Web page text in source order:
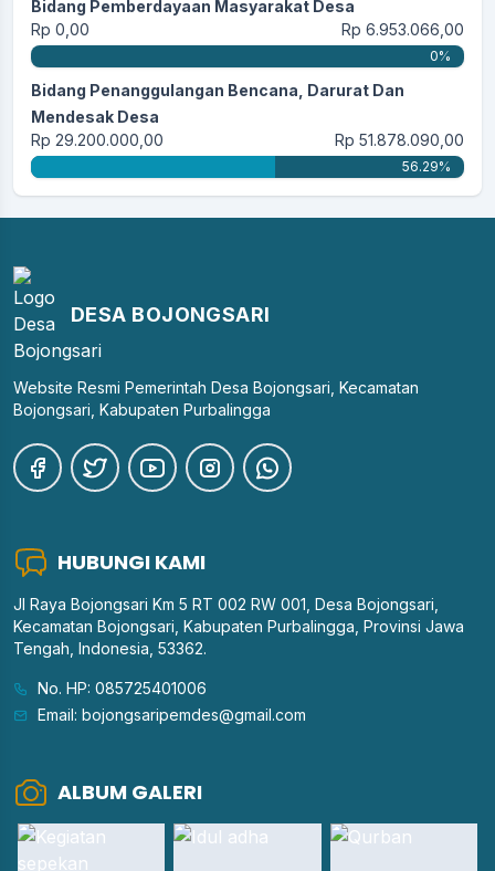
Bidang Pemberdayaan Masyarakat Desa
Rp 0,00
Rp 6.953.066,00
0%
Bidang Penanggulangan Bencana, Darurat Dan
Mendesak Desa
Rp 29.200.000,00
Rp 51.878.090,00
56.29%
DESA BOJONGSARI
Website Resmi Pemerintah Desa Bojongsari, Kecamatan
Bojongsari, Kabupaten Purbalingga
HUBUNGI KAMI
Jl Raya Bojongsari Km 5 RT 002 RW 001, Desa Bojongsari,
Kecamatan Bojongsari, Kabupaten Purbalingga, Provinsi Jawa
Tengah, Indonesia, 53362.
No. HP: 085725401006
Email: bojongsaripemdes@gmail.com
ALBUM GALERI